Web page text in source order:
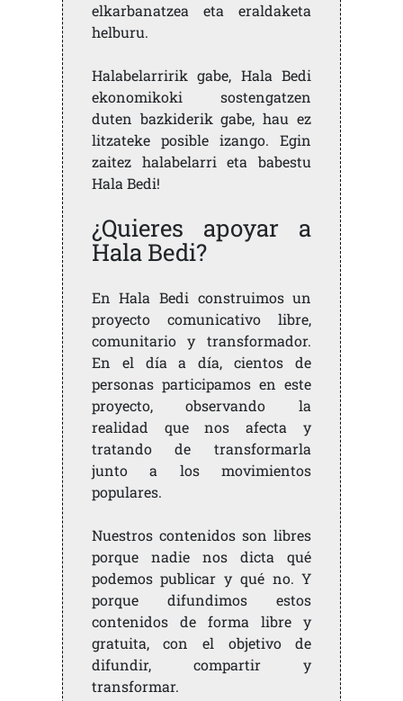
elkarbanatzea eta eraldaketa
helburu.
Halabelarririk gabe, Hala Bedi
ekonomikoki sostengatzen
duten bazkiderik gabe, hau ez
litzateke posible izango. Egin
zaitez halabelarri eta babestu
Hala Bedi!
¿Quieres apoyar a
Hala Bedi?
En Hala Bedi construimos un
proyecto comunicativo libre,
comunitario y transformador.
En el día a día, cientos de
personas participamos en este
proyecto, observando la
realidad que nos afecta y
tratando de transformarla
junto a los movimientos
populares.
Nuestros contenidos son libres
porque nadie nos dicta qué
podemos publicar y qué no. Y
porque difundimos estos
contenidos de forma libre y
gratuita, con el objetivo de
difundir, compartir y
transformar.